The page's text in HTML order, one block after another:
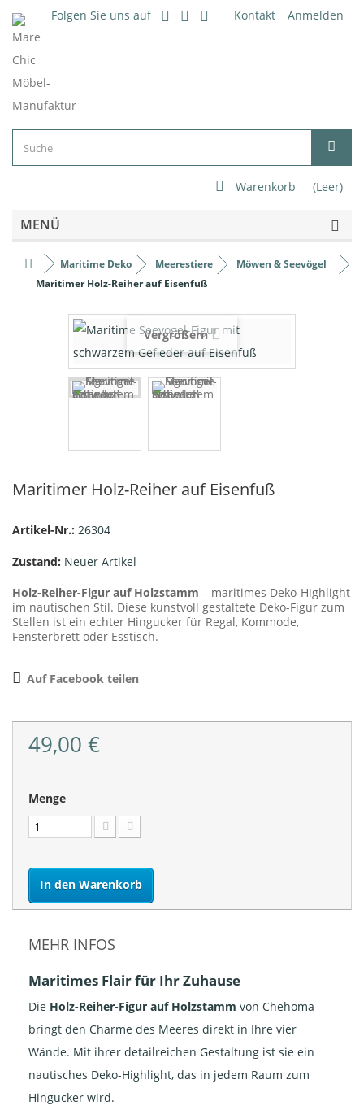
Anmelden
Kontakt
Folgen Sie uns auf
Warenkorb (Leer)
MENÜ
Maritime Deko Meerestiere
Möwen & Seevögel
Maritimer Holz-Reiher auf Eisenfuß
Vergrößern
Maritimer Holz-Reiher auf Eisenfuß
Artikel-Nr.: 26304
Zustand: Neuer Artikel
Holz-Reiher-Figur auf Holzstamm – maritimes Deko-Highlight
im nautischen Stil. Diese kunstvoll gestaltete Deko-Figur zum
Stellen ist ein echter Hingucker für Regal, Kommode,
Fensterbrett oder Esstisch.
Auf Facebook teilen
49,00 €
Menge
In den Warenkorb
MEHR INFOS
Maritimes Flair für Ihr Zuhause
Die Holz-Reiher-Figur auf Holzstamm von Chehoma
bringt den Charme des Meeres direkt in Ihre vier
Wände. Mit ihrer detailreichen Gestaltung ist sie ein
nautisches Deko-Highlight, das in jedem Raum zum
Hingucker wird.